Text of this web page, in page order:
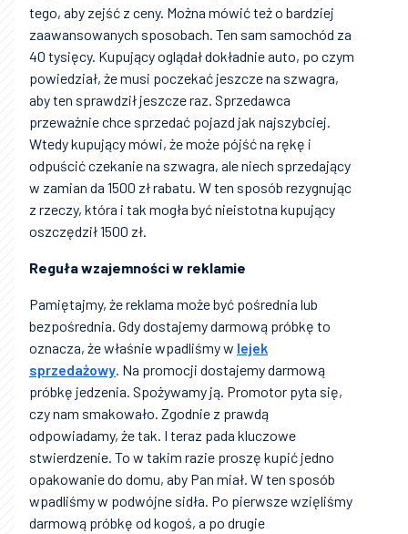
tego, aby zejść z ceny. Można mówić też o bardziej
zaawansowanych sposobach. Ten sam samochód za
40 tysięcy. Kupujący oglądał dokładnie auto, po czym
powiedział, że musi poczekać jeszcze na szwagra,
aby ten sprawdził jeszcze raz. Sprzedawca
przeważnie chce sprzedać pojazd jak najszybciej.
Wtedy kupujący mówi, że może pójść na rękę i
odpuścić czekanie na szwagra, ale niech sprzedający
w zamian da 1500 zł rabatu. W ten sposób rezygnując
z rzeczy, która i tak mogła być nieistotna kupujący
oszczędził 1500 zł.
Reguła wzajemności w reklamie
Pamiętajmy, że reklama może być pośrednia lub
bezpośrednia. Gdy dostajemy darmową próbkę to
oznacza, że właśnie wpadliśmy w lejek
sprzedażowy . Na promocji dostajemy darmową
próbkę jedzenia. Spożywamy ją. Promotor pyta się,
czy nam smakowało. Zgodnie z prawdą
odpowiadamy, że tak. I teraz pada kluczowe
stwierdzenie. To w takim razie proszę kupić jedno
opakowanie do domu, aby Pan miał. W ten sposób
wpadliśmy w podwójne sidła. Po pierwsze wzięliśmy
darmową próbkę od kogoś, a po drugie